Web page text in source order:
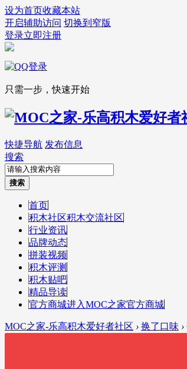
设为首页收藏本站
开启辅助访问 切换到窄版
登录立即注册
只需一步，快速开始
快捷导航 发布信息
搜索
搜索
首页
积木社区积木交流社区
行业资讯
品牌动态
拼装视频
积木评测
积木贴吧
精品导读
官方商城进入MOC之家官方商城
MOC之家-乐高积木爱好者社区 › 换了口味 ›